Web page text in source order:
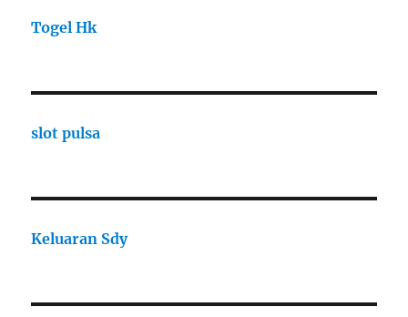
Togel Hk
slot pulsa
Keluaran Sdy